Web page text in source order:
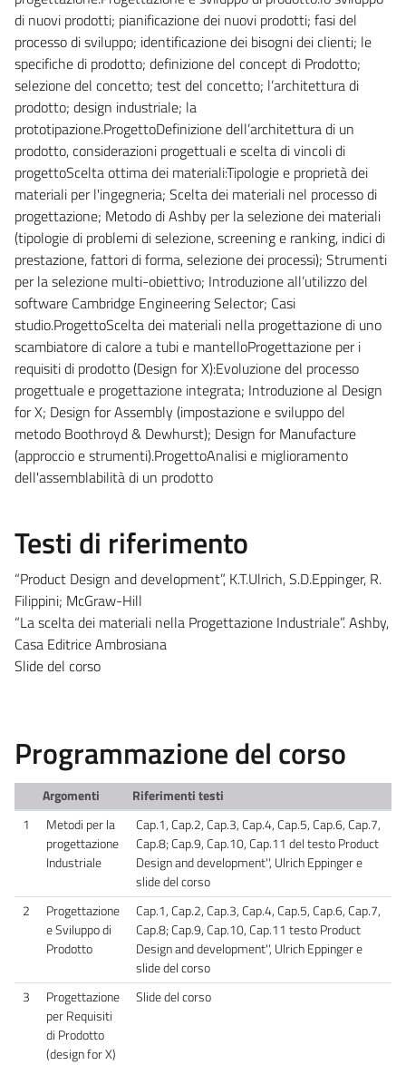
di nuovi prodotti; pianificazione dei nuovi prodotti; fasi del
processo di sviluppo; identificazione dei bisogni dei clienti; le
specifiche di prodotto; definizione del concept di Prodotto;
selezione del concetto; test del concetto; l’architettura di
prodotto; design industriale; la
prototipazione.ProgettoDefinizione dell’architettura di un
prodotto, considerazioni progettuali e scelta di vincoli di
progettoScelta ottima dei materiali:Tipologie e proprietà dei
materiali per l'ingegneria; Scelta dei materiali nel processo di
progettazione; Metodo di Ashby per la selezione dei materiali
(tipologie di problemi di selezione, screening e ranking, indici di
prestazione, fattori di forma, selezione dei processi); Strumenti
per la selezione multi-obiettivo; Introduzione all’utilizzo del
software Cambridge Engineering Selector; Casi
studio.ProgettoScelta dei materiali nella progettazione di uno
scambiatore di calore a tubi e mantelloProgettazione per i
requisiti di prodotto (Design for X):Evoluzione del processo
progettuale e progettazione integrata; Introduzione al Design
for X; Design for Assembly (impostazione e sviluppo del
metodo Boothroyd & Dewhurst); Design for Manufacture
(approccio e strumenti).ProgettoAnalisi e miglioramento
dell'assemblabilità di un prodotto
Testi di riferimento
“Product Design and development”, K.T.Ulrich, S.D.Eppinger, R.
Filippini; McGraw-Hill
“La scelta dei materiali nella Progettazione Industriale”. Ashby,
Casa Editrice Ambrosiana
Slide del corso
Programmazione del corso
Argomenti
Riferimenti testi
1
Metodi per la
progettazione
Industriale
Cap.1, Cap.2, Cap.3, Cap.4, Cap.5, Cap.6, Cap.7,
Cap.8; Cap.9, Cap.10, Cap.11 del testo Product
Design and development'', Ulrich Eppinger e
slide del corso
2
Progettazione
e Sviluppo di
Prodotto
Cap.1, Cap.2, Cap.3, Cap.4, Cap.5, Cap.6, Cap.7,
Cap.8; Cap.9, Cap.10, Cap.11 testo Product
Design and development'', Ulrich Eppinger e
slide del corso
3
Progettazione
per Requisiti
di Prodotto
(design for X)
Slide del corso